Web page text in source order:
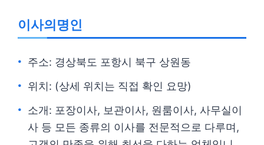
이사의명인
주소: 경상북도 포항시 북구 상원동
위치: (상세 위치는 직접 확인 요망)
소개: 포장이사, 보관이사, 원룸이사, 사무실이
사 등 모든 종류의 이사를 전문적으로 다루며,